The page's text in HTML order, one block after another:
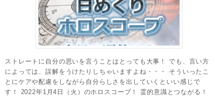
ストレートに自分の思いを言うことはとっても大事！ でも、言い方
によっては、誤解をうけたりしちゃいますよね・・・ そういったこ
とにケアや配慮をしながら自分らしさを出していくといい感じで
す！ 2022年1月4日（火）のホロスコープ！ 霊的意識とつながる！